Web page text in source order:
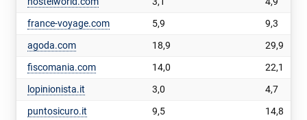
france-voyage.com
5,9
9,3
agoda.com
18,9
29,9
fiscomania.com
14,0
22,1
lopinionista.it
3,0
4,7
puntosicuro.it
9,5
14,8